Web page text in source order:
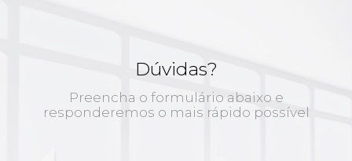
Dúvidas?
Preencha o formulário abaixo e
responderemos o mais rápido possível